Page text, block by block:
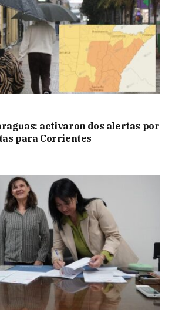
activaron dos alertas por
para Corrientes